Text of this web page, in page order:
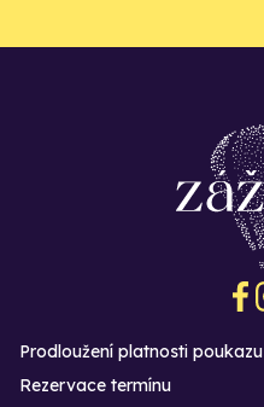
Prodloužení platnosti poukazu
Rezervace termínu